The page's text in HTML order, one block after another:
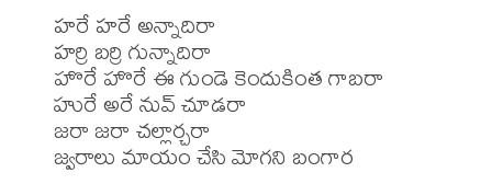
హరే హరే అన్నాదిరా
హర్రి బర్రి గున్నాదిరా
హొరే హొరే ఈ గుండె కెందుకింత గాబరా
హురే అరే నువ్ చూడరా
జరా జరా చల్లార్చరా
జ్వరాలు మాయం చేసి మోగని బంగార